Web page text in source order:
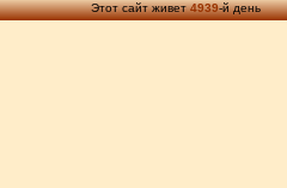
Этот сайт живет4939-й день